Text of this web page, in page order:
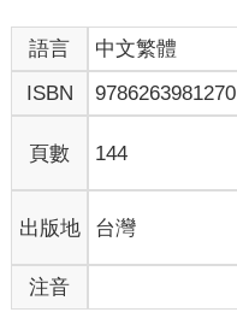
語言 中文繁體
ISBN
9786263981270
頁數 144
出版地 台灣
注音